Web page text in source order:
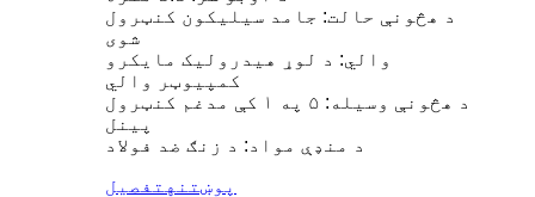
د هڅونې حالت: جامد سیلیکون کنټرول
شوی
والي: د لوړ هیدرولیک مایکرو
کمپیوټر والي
د هڅونې وسیله: ۵ په ۱ کې مدغم کنټرول
پینل
د منډې مواد: د زنګ ضد فولاد
پوښتنه تفصیل